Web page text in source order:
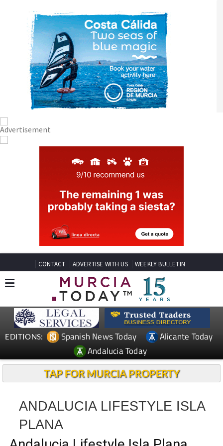
CONTACT ADVERTISE WITH US WEEKLY BULLETIN
EDITIONS: Spanish News Today
Alicante Today
Andalucia Today
TAP FOR MURCIA PROPERTY
ANDALUCIA LIFESTYLE ISLA
PLANA